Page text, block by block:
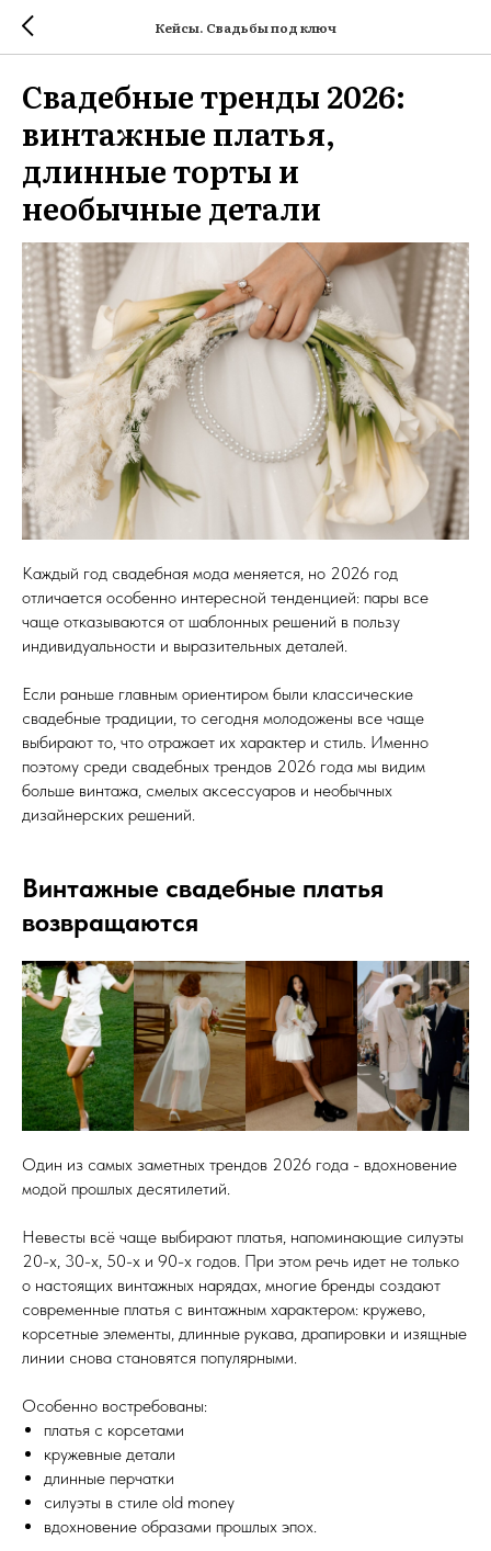
Кейсы. Свадьбы под ключ
Свадебные тренды 2026:
винтажные платья,
длинные торты и
необычные детали
Каждый год свадебная мода меняется, но 2026 год
отличается особенно интересной тенденцией: пары все
чаще отказываются от шаблонных решений в пользу
индивидуальности и выразительных деталей.
Если раньше главным ориентиром были классические
свадебные традиции, то сегодня молодожены все чаще
выбирают то, что отражает их характер и стиль. Именно
поэтому среди свадебных трендов 2026 года мы видим
больше винтажа, смелых аксессуаров и необычных
дизайнерских решений.
Винтажные свадебные платья
возвращаются
Один из самых заметных трендов 2026 года - вдохновение
модой прошлых десятилетий.
Невесты всё чаще выбирают платья, напоминающие силуэты
20-х, 30-х, 50-х и 90-х годов. При этом речь идет не только
о настоящих винтажных нарядах, многие бренды создают
современные платья с винтажным характером: кружево,
корсетные элементы, длинные рукава, драпировки и изящные
линии снова становятся популярными.
Особенно востребованы:
платья с корсетами
кружевные детали
длинные перчатки
силуэты в стиле old money
вдохновение образами прошлых эпох.